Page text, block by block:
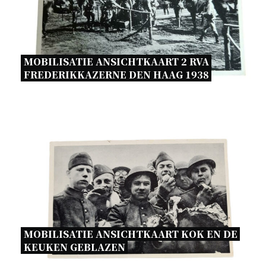
MOBILISATIE ANSICHTKAART 2 RVA
FREDERIKKAZERNE DEN HAAG 1938
MOBILISATIE ANSICHTKAART KOK EN DE
KEUKEN GEBLAZEN